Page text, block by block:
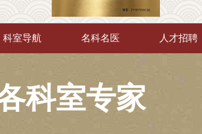
范工程”
院
科室导航 名科名医 人才招聘
科室专家